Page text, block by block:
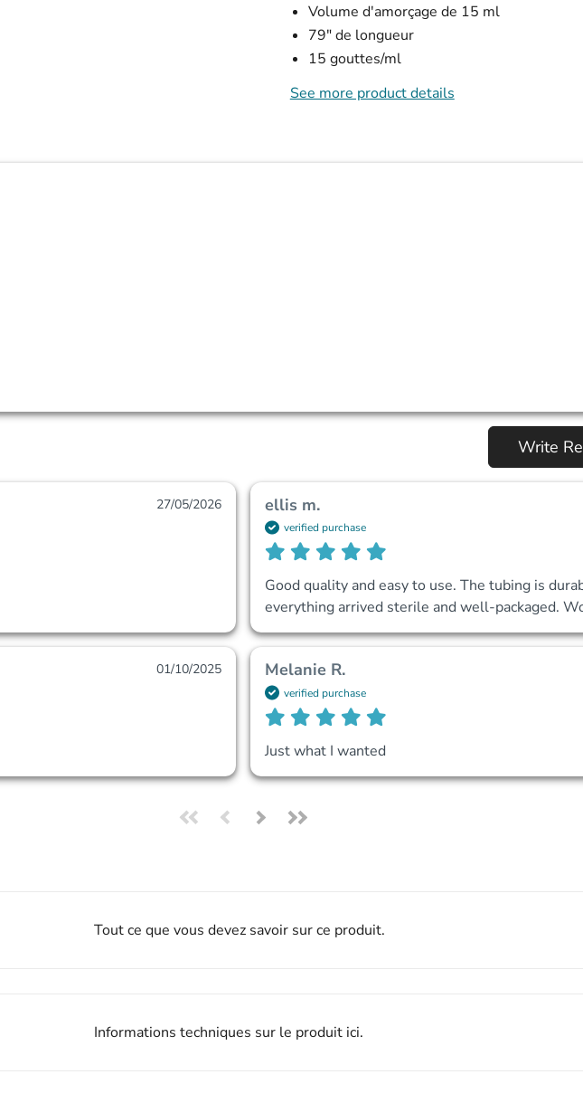
Volume d'amorçage de 15 ml
79" de longueur
15 gouttes/ml
See more product details
Write
27/05/2026 ellis m.
verified purchase
Good quality and easy to use. The tubing is
everything arrived sterile and well-packaged.
01/10/2025 Melanie R.
verified purchase
Just what I wanted
Tout ce que vous devez savoir sur ce produit.
Informations techniques sur le produit ici.